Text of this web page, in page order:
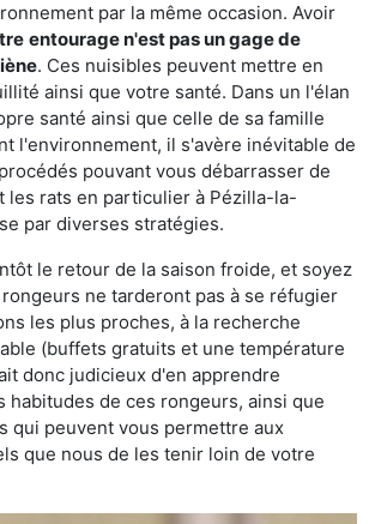
par la même occasion. Avoir
entourage n'est pas un gage de
. Ces nuisibles peuvent mettre en
ainsi que votre santé. Dans un l'élan
santé ainsi que celle de sa famille
l'environnement, il s'avère inévitable de
pouvant vous débarrasser de
les rats en particulier à Pézilla-la-
par diverses stratégies.
le retour de la saison froide, et soyez
ne tarderont pas à se réfugier
les plus proches, à la recherche
(buffets gratuits et une température
donc judicieux d'en apprendre
habitudes de ces rongeurs, ainsi que
qui peuvent vous permettre aux
que nous de les tenir loin de votre